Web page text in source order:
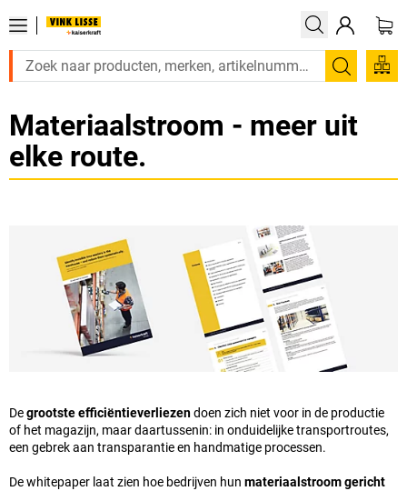
Zoeken
Materiaalstroom - meer uit
elke route.
Degrootste efficiëntieverliezendoen zich niet voor in de productie
of het magazijn, maar daartussenin: in onduidelijke transportroutes,
een gebrek aan transparantie en handmatige processen.
De whitepaper laat zien hoe bedrijven hun materiaalstroom gericht